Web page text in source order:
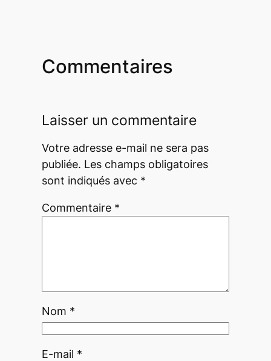
Commentaires
Laisser un commentaire
Votre adresse e-mail ne sera pas
publiée. Les champs obligatoires
sont indiqués avec *
Commentaire *
Nom *
E-mail *